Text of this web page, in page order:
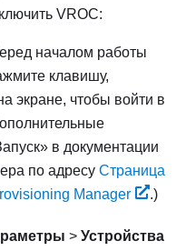
VROC:
началом работы
клавишу,
экране, чтобы войти в
в документации
по адресу Страница
Manager
.)
> Устройства